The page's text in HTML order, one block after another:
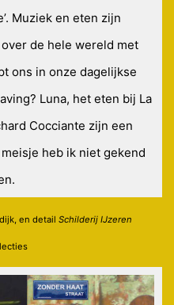
Muziek en eten zijn
de hele wereld met
ons in onze dagelijkse
Luna, het eten bij La
Cocciante zijn een
heb ik niet gekend
en detail Schilderij IJzeren